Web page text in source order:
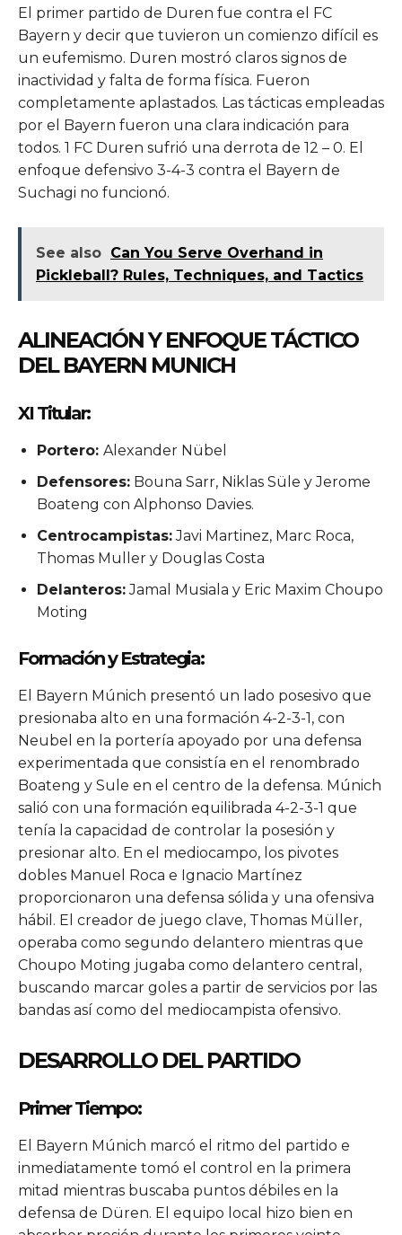
El primer partido de Duren fue contra el FC
Bayern y decir que tuvieron un comienzo difícil es
un eufemismo. Duren mostró claros signos de
inactividad y falta de forma física. Fueron
completamente aplastados. Las tácticas empleadas
por el Bayern fueron una clara indicación para
todos. 1 FC Duren sufrió una derrota de 12 – 0. El
enfoque defensivo 3-4-3 contra el Bayern de
Suchagi no funcionó.
See also Can You Serve Overhand in
Pickleball? Rules, Techniques, and Tactics
ALINEACIÓN Y ENFOQUE TÁCTICO
DEL BAYERN MUNICH
XI Titular:
Portero: Alexander Nübel
Defensores: Bouna Sarr, Niklas Süle y Jerome
Boateng con Alphonso Davies.
Centrocampistas:Javi Martinez, Marc Roca,
Thomas Muller y Douglas Costa
Delanteros:Jamal Musiala y Eric Maxim Choupo
Moting
Formación y Estrategia:
El Bayern Múnich presentó un lado posesivo que
presionaba alto en una formación 4-2-3-1, con
Neubel en la portería apoyado por una defensa
experimentada que consistía en el renombrado
Boateng y Sule en el centro de la defensa. Múnich
salió con una formación equilibrada 4-2-3-1 que
tenía la capacidad de controlar la posesión y
presionar alto. En el mediocampo, los pivotes
dobles Manuel Roca e Ignacio Martínez
proporcionaron una defensa sólida y una ofensiva
hábil. El creador de juego clave, Thomas Müller,
operaba como segundo delantero mientras que
Choupo Moting jugaba como delantero central,
buscando marcar goles a partir de servicios por las
bandas así como del mediocampista ofensivo.
DESARROLLO DEL PARTIDO
Primer Tiempo:
El Bayern Múnich marcó el ritmo del partido e
inmediatamente tomó el control en la primera
mitad mientras buscaba puntos débiles en la
defensa de Düren. El equipo local hizo bien en